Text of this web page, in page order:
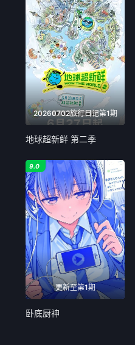
20260702旅行日记第1期
地球超新鲜 第二季
更新至第1期
9.0
卧底厨神